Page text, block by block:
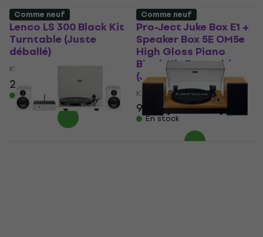
Lenco LS 300 Black Kit
Turntable (Juste
déballé)
Kit Turntable
212 €
En stock
Pro-Ject Juke Box E1 +
Speaker Box 5E OM5e
High Gloss Piano
Black Kit Turntable
(Juste déballé)
Kit Turntable
922 €
En stock
Comme neuf Comme neuf